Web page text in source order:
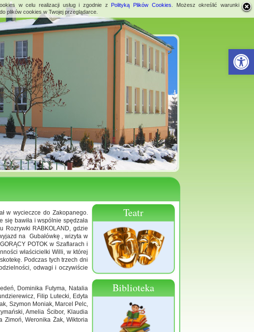
w wycieczce do Zakopanego.
bawiła i wspólnie spędzała
Rozrywki RABKOLAND, gdzie
na Gubałówkę , wizyta w
POTOK w Szaflarach i
właścicielki Willi, w której
Podczas tych trzech dni
odwagi i oczywiście
Dominika Futyma, Natalia
Filip Lutecki, Edyta
Szymon Moniak, Marcel Pelc,
Amelia Ścibor, Klaudia
Zimoń, Weronika Żak, Wiktoria
Teatr
Biblioteka
w celu realizacji usług i zgodnie z Polityką Plików Cookies . Możesz określić warunki
plików cookies w Twojej przeglądarce.